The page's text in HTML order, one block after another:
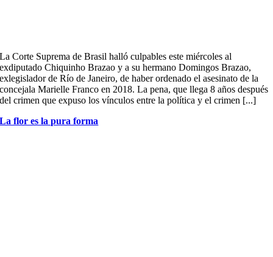
La Corte Suprema de Brasil halló culpables este miércoles al
exdiputado Chiquinho Brazao y a su hermano Domingos Brazao,
exlegislador de Río de Janeiro, de haber ordenado el asesinato de la
concejala Marielle Franco en 2018. La pena, que llega 8 años después
del crimen que expuso los vínculos entre la política y el crimen [...]
La flor es la pura forma